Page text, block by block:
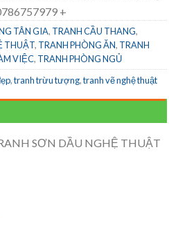
+
TÂN GIA, TRANH CẦU THANG,
THUẬT, TRANH PHÒNG ĂN, TRANH
VIỆC, TRANH PHÒNG NGỦ
,tranh trừu tượng,tranh vẽ nghệ thuật
SƠN DẦU NGHỆ THUẬT